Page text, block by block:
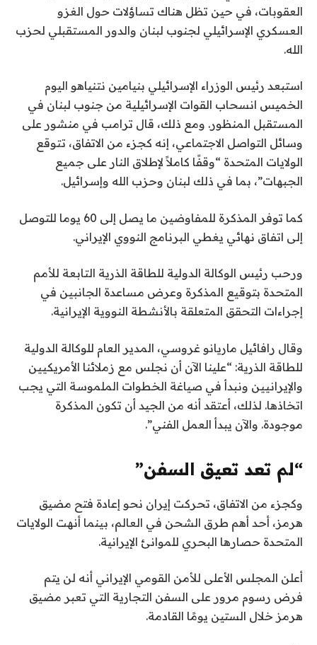
العقوبات، في حين تظل هناك تساؤلات حول الغزو
العسكري الإسرائيلي لجنوب لبنان والدور المستقبلي لحزب
الله.
استبعد رئيس الوزراء الإسرائيلي بنيامين نتنياهو اليوم
الخميس انسحاب القوات الإسرائيلية من جنوب لبنان في
المستقبل المنظور. ومع ذلك، قال ترامب في منشور على
وسائل التواصل الاجتماعي، إنه كجزء من الاتفاق، تتوقع
الولايات المتحدة “وقفًا كاملاً لإطلاق النار على جميع
الجبهات”، بما في ذلك لبنان وحزب الله وإسرائيل.
كما توفر المذكرة للمفاوضين ما يصل إلى 60 يوما للتوصل
إلى اتفاق نهائي يغطي البرنامج النووي الإيراني.
ورحب رئيس الوكالة الدولية للطاقة الذرية التابعة للأمم
المتحدة بتوقيع المذكرة وعرض مساعدة الجانبين في
إجراءات التحقق المتعلقة بالأنشطة النووية الإيرانية.
وقال رافائيل ماريانو غروسي، المدير العام للوكالة الدولية
للطاقة الذرية: “علينا الآن أن نجلس مع زملائنا الأمريكيين
والإيرانيين ونبدأ في صياغة الخطوات الملموسة التي يجب
اتخاذها. لذلك، أعتقد أنه من الجيد أن تكون المذكرة
موجودة. والآن يبدأ العمل الفني”.
“لم تعد تعيق السفن”
وكجزء من الاتفاق، تحركت إيران نحو إعادة فتح مضيق
هرمز، أحد أهم طرق الشحن في العالم، بينما أنهت الولايات
المتحدة حصارها البحري للموانئ الإيرانية.
أعلن المجلس الأعلى للأمن القومي الإيراني أنه لن يتم
فرض رسوم مرور على السفن التجارية التي تعبر مضيق
هرمز خلال الستين يومًا القادمة.